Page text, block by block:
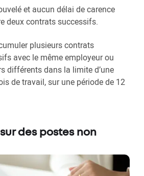
et aucun délai de carence
deux contrats successifs.
plusieurs contrats
avec le même employeur ou
différents dans la limite d’une
de travail, sur une période de 12
des postes non